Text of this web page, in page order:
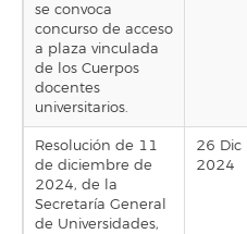
se convoca
concurso de acceso
a plaza vinculada
de los Cuerpos
docentes
universitarios.
Resolución de 11
de diciembre de
2024, de la
Secretaría General
de Universidades,
26 Dic
2024